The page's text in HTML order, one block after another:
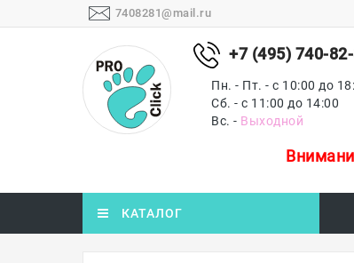
7408281@mail.ru
+7 (495) 740-
Пн. - Пт. - с 10:00 до
Сб. - с 11:00 до 14:00
Вс. - Выходной
КАТАЛОГ